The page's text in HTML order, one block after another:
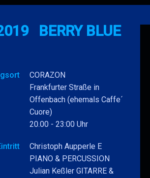
den
BERRY BLUE
CORAZON
Frankfurter Straße in
Offenbach (ehemals Caffe´
Cuore)
20.00 - 23:00 Uhr
Christoph Aupperle E
PIANO & PERCUSSION
Julian Keßler GITARRE &